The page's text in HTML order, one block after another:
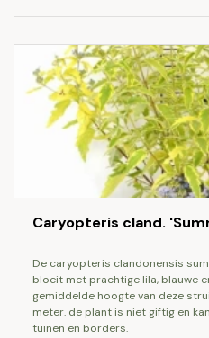
Caryopteris cland.
de caryopteris clandonensis summer sorbet is een struik die
bloeit met prachtige lila, blauwe
gemiddelde hoogte van deze
meter. de plant is niet giftig en
tuinen en borders.